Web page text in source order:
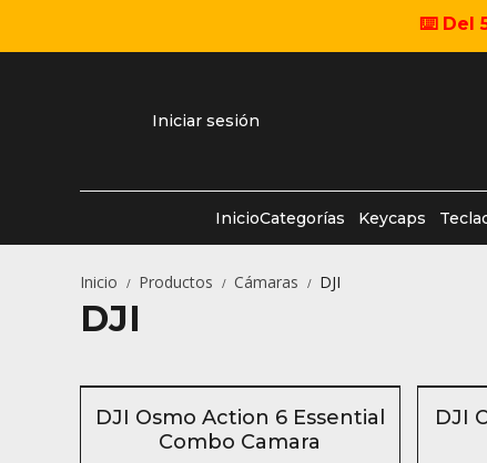
⌨️ Del
Iniciar sesión
InicioCategorías Keycaps
Inicio / Productos / Cámaras / DJI
DJI
SIN STOCK
DJI Osmo Action 6 Essential
Combo Camara
SIN
DJI